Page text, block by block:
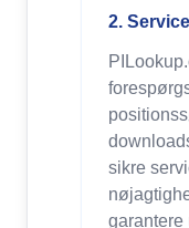
2.
sikre
garantere